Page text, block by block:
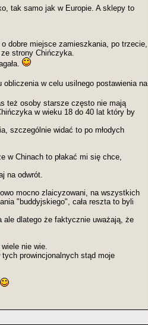
tak samo jak w Europie. A sklepy to
dobre miejsce zamieszkania, po trzecie,
strony Chińczyka.
obliczenia w celu usilnego postawienia na
też osoby starsze często nie mają
w wieku 18 do 40 lat który by
szczególnie widać to po młodych
w Chinach to płakać mi się chce,
na odwrót.
mocno zlaicyzowani, na wszystkich
"buddyjskiego", cała reszta to byli
ale dlatego że faktycznie uważają, że
nie wie.
tych prowincjonalnych stąd moje